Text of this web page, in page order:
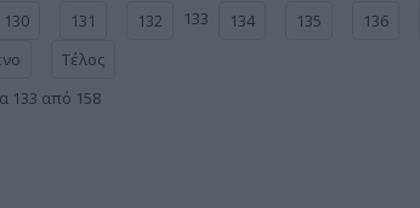
130 131 132 133 134 135 136
Τέλος
133 από 158